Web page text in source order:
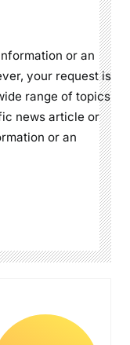
or an
your request is
range of topics
news article or
or an